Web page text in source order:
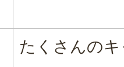
たくさんの